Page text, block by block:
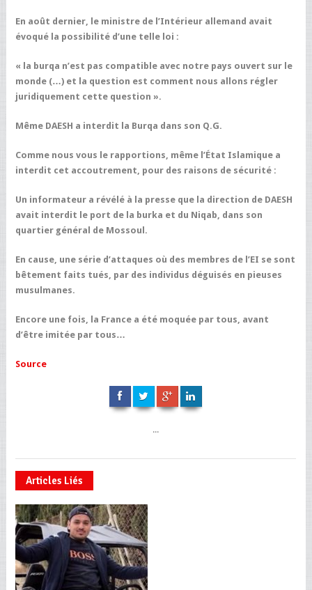
En août dernier, le ministre de l’Intérieur allemand avait
évoqué la possibilité d’une telle loi :
« la burqa n’est pas compatible avec notre pays ouvert sur le
monde (…) et la question est comment nous allons régler
juridiquement cette question ».
Même DAESH a interdit la Burqa dans son Q.G.
Comme nous vous le rapportions, même l’État Islamique a
interdit cet accoutrement, pour des raisons de sécurité :
Un informateur a révélé à la presse que la direction de DAESH
avait interdit le port de la burka et du Niqab, dans son
quartier général de Mossoul.
En cause, une série d’attaques où des membres de l’EI se sont
bêtement faits tués, par des individus déguisés en pieuses
musulmanes.
Encore une fois, la France a été moquée par tous, avant
d’être imitée par tous…
Source
...
Articles Liés